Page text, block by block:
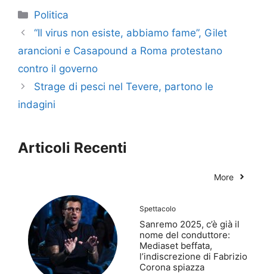
Categorie
Politica
“Il virus non esiste, abbiamo fame”, Gilet
arancioni e Casapound a Roma protestano
contro il governo
Strage di pesci nel Tevere, partono le
indagini
Articoli Recenti
More
Spettacolo
Sanremo 2025, c’è già il
nome del conduttore:
Mediaset beffata,
l’indiscrezione di Fabrizio
Corona spiazza